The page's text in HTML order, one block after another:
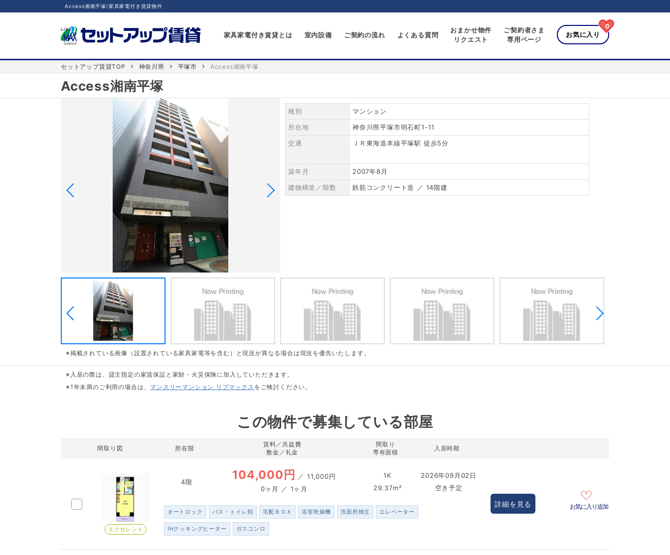
Access湘南平塚/家具家電付き賃貸物件
家具家電付き賃貸とは 室内設備 ご契約の流れ よくある質問
おまかせ物件
リクエスト
ご契約者さま
専用ページ
お気に入り
0
セットアップ賃貸TOP 神奈川県 平塚市 Access湘南平塚
Access湘南平塚
種別
マンション
所在地
神奈川県平塚市明石町1-11
交通
ＪＲ東海道本線平塚駅 徒歩5分
築年月
2007年8月
建物構造／階数
鉄筋コンクリート造 ／ 14階建
※掲載されている画像（設置されている家具家電等を含む）と現況が異なる場合は現況を優先いたします。
※入居の際は、貸主指定の家賃保証と家財・火災保険に加入していただきます。
※1年未満のご利用の場合は、 マンスリーマンション リブマックス をご検討ください。
この物件で募集している部屋
間取り図 所在階
賃料／共益費
敷金／礼金
間取り
専有面積
入居時期
エクセレント
4階 104,000円 ／11,000円
0ヶ月 ／ 1ヶ月
1K
29.37m²
2026年09月02日
空き予定
オートロック バス・トイレ別 宅配ＢＯＸ 浴室乾燥機 洗面所独立 エレベーター
IHクッキングヒーター ガスコンロ
詳細を見る お気に入り追加